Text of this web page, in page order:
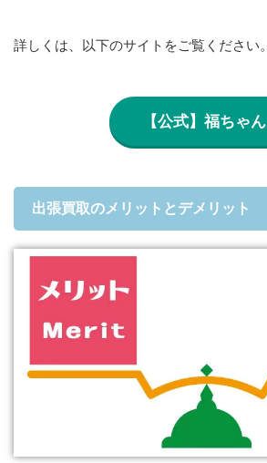
詳しくは、以下のサイトをご覧ください。
【公式】福ちゃん
出張買取のメリットとデメリット